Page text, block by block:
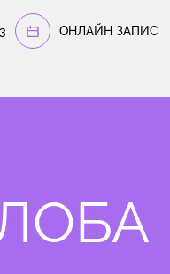
OНЛАЙН ЗАПИС